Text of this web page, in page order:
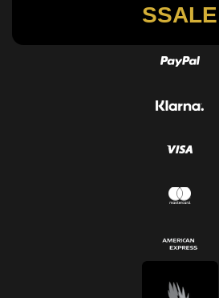
SSALE